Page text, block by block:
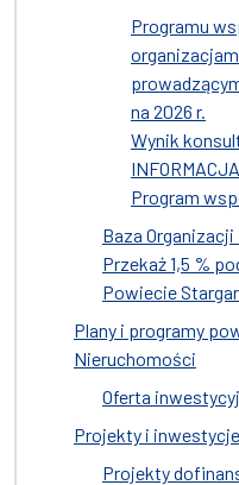
Programu
na 2026 r.
Wynik
Program
Baza
Przekaż 1,5 %
Powiecie
Plany i programy
Nieruchomości
Oferta
Projekty i inwestycje
Projekty